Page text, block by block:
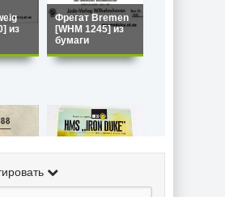
из
Фрегат Bremen
[WHM 1245] из
бумаги